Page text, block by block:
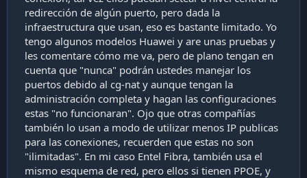
redirección de algún puerto, pero dada la
infraestructura que usan, eso es bastante limitado. Yo
tengo algunos modelos Huawei y are unas pruebas y
les comentare cómo me va, pero de plano tengan en
cuenta que "nunca" podrán ustedes manejar los
puertos debido al cg-nat y aunque tengan la
administración completa y hagan las configuraciones
estas "no funcionaran". Ojo que otras compañías
también lo usan a modo de utilizar menos IP publicas
para las conexiones, recuerden que estas no son
"ilimitadas". En mi caso Entel Fibra, también usa el
mismo esquema de red, pero ellos si tienen PPOE, y